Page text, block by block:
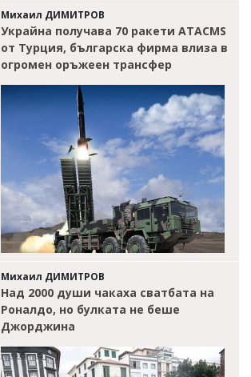
Михаил ДИМИТРОВ
Украйна получава 70 ракети ATACMS
от Турция, българска фирма влиза в
огромен оръжеен трансфер
Михаил ДИМИТРОВ
Над 2000 души чакаха сватбата на
Роналдо, но булката не беше
Джорджина